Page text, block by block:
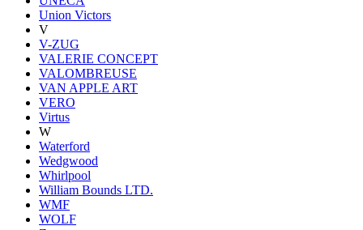
Union Victors
V
V-ZUG
VALERIE CONCEPT
VALOMBREUSE
VAN APPLE ART
VERO
Virtus
W
Waterford
Wedgwood
Whirlpool
William Bounds LTD.
WMF
WOLF